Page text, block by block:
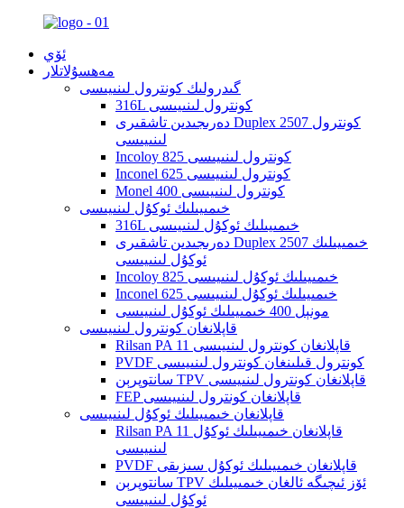
ئۆي
مەھسۇلاتلار
گىدرولىك كونترول لىنىيىسى
316L كونترول لىنىيىسى
دەرىجىدىن تاشقىرى Duplex 2507 كونترول
لىنىيىسى
Incoloy 825 كونترول لىنىيىسى
Inconel 625 كونترول لىنىيىسى
Monel 400 كونترول لىنىيىسى
خىمىيىلىك ئوكۇل لىنىيىسى
316L خىمىيىلىك ئوكۇل لىنىيىسى
دەرىجىدىن تاشقىرى Duplex 2507 خىمىيىلىك
ئوكۇل لىنىيىسى
Incoloy 825 خىمىيىلىك ئوكۇل لىنىيىسى
Inconel 625 خىمىيىلىك ئوكۇل لىنىيىسى
مونېل 400 خىمىيىلىك ئوكۇل لىنىيىسى
قاپلانغان كونترول لىنىيىسى
Rilsan PA 11 قاپلانغان كونترول لىنىيىسى
PVDF كونترول قىلىنغان كونترول لىنىيىسى
سانتوپرېن TPV قاپلانغان كونترول لىنىيىسى
FEP قاپلانغان كونترول لىنىيىسى
قاپلانغان خىمىيىلىك ئوكۇل لىنىيىسى
Rilsan PA 11 قاپلانغان خىمىيىلىك ئوكۇل
لىنىيىسى
PVDF قاپلانغان خىمىيىلىك ئوكۇل سىزىقى
سانتوپرېن TPV ئۆز ئىچىگە ئالغان خىمىيىلىك
ئوكۇل لىنىيىسى